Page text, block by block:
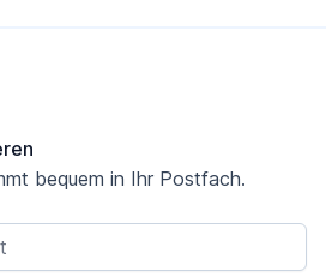
bequem in Ihr Postfach.